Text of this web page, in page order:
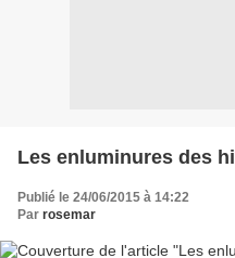
Les enluminures des
Publié le 24/06/2015 à 14:22
Par rosemar